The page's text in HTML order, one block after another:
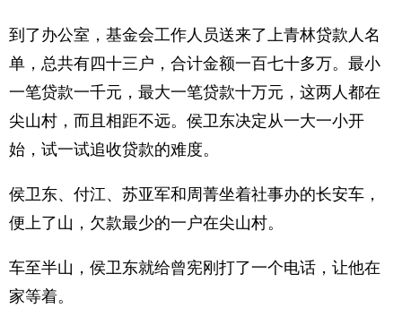
到了办公室，基金会工作人员送来了上青林贷款人名
单，总共有四十三户，合计金额一百七十多万。最小
一笔贷款一千元，最大一笔贷款十万元，这两人都在
尖山村，而且相距不远。侯卫东决定从一大一小开
始，试一试追收贷款的难度。
侯卫东、付江、苏亚军和周菁坐着社事办的长安车，
便上了山，欠款最少的一户在尖山村。
车至半山，侯卫东就给曾宪刚打了一个电话，让他在
家等着。